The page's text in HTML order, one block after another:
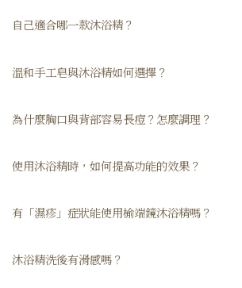
自己適合哪一款沐浴精？
溫和手工皂與沐浴精如何選擇？
為什麼胸口與背部容易長痘？怎麼調理？
使用沐浴精時，如何提高功能的效果？
有「濕疹」症狀能使用榆端鏡沐浴精嗎？
沐浴精洗後有滑感嗎？